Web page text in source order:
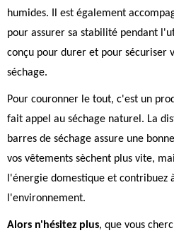
humides. Il est également
pour assurer sa stabilité pendant
conçu pour durer et pour sécuriser
séchage.
Pour couronner le tout, c'est un
fait appel au séchage naturel. La
barres de séchage assure une
vos vêtements sèchent plus vite,
l'énergie domestique et contribuez
l'environnement.
Alors n'hésitez plus, que vous